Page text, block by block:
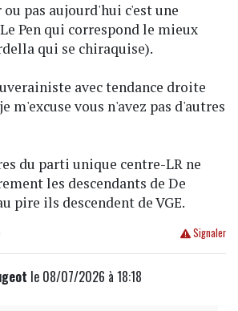
pas aujourd'hui c'est une
Pen qui correspond le mieux
qui se chiraquise).
avec tendance droite
m'excuse vous n'avez pas d'autres
du parti unique centre-LR ne
les descendants de De
pire ils descendent de VGE.
Signaler
le 08/07/2026 à 18:18